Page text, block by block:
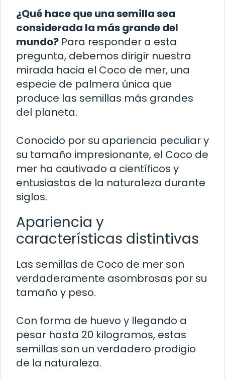
¿Qué hace que una semilla sea
considerada la más grande del
mundo? Para responder a esta
pregunta, debemos dirigir nuestra
mirada hacia el Coco de mer, una
especie de palmera única que
produce las semillas más grandes
del planeta.
Conocido por su apariencia peculiar y
su tamaño impresionante, el Coco de
mer ha cautivado a científicos y
entusiastas de la naturaleza durante
siglos.
Apariencia y
características distintivas
Las semillas de Coco de mer son
verdaderamente asombrosas por su
tamaño y peso.
Con forma de huevo y llegando a
pesar hasta 20 kilogramos, estas
semillas son un verdadero prodigio
de la naturaleza.